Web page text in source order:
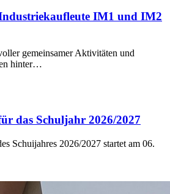
IM1 und IM2
gemeinsamer Aktivitäten und
hinter…
das Schuljahr 2026/2027
Schuijahres 2026/2027 startet am 06.